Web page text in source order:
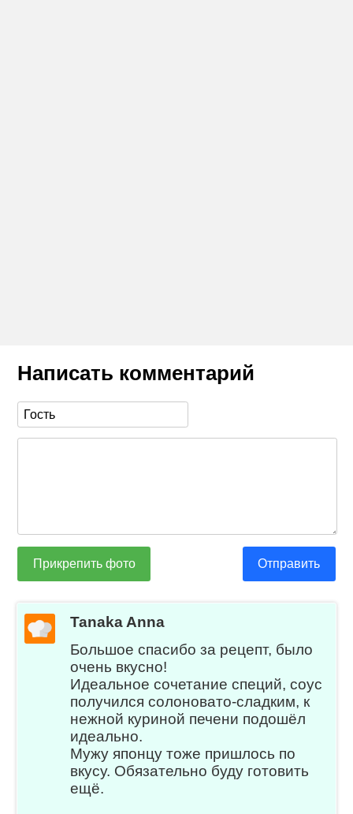
Написать комментарий
Прикрепить фото Отправить
Tanaka Anna
Большое спасибо за рецепт, было
очень вкусно!
Идеальное сочетание специй, соус
получился солоновато-сладким, к
нежной куриной печени подошёл
идеально.
Мужу японцу тоже пришлось по
вкусу. Обязательно буду готовить
ещё.